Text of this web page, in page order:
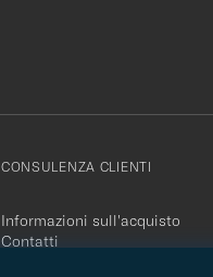
CONSULENZA CLIENTI
Informazioni sull'acquisto
Contatti